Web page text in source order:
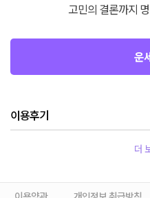
고민의 결론까지
운
이용후기
더